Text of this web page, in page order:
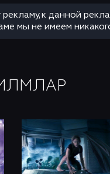
к данной
мы не имеем